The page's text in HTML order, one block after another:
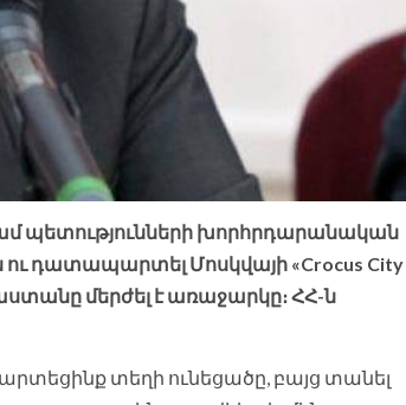
պետությունների խորհրդարանական
դատապարտել Մոսկվայի «Crocus City
մերժել է առաջարկը։ ՀՀ-ն
տեղի ունեցածը, բայց տանել